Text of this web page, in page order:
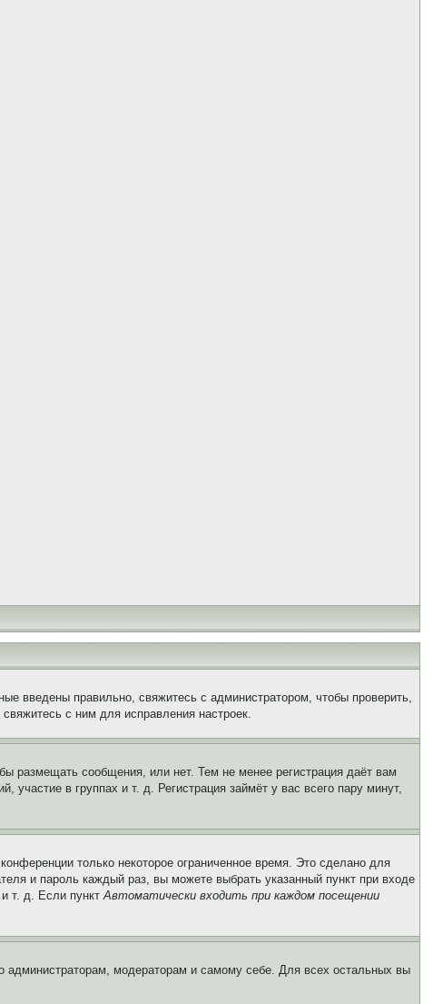
введены правильно, свяжитесь с администратором, чтобы проверить,
с ним для исправления настроек.
размещать сообщения, или нет. Тем не менее регистрация даёт вам
в группах и т. д. Регистрация займёт у вас всего пару минут,
только некоторое ограниченное время. Это сделано для
и пароль каждый раз, вы можете выбрать указанный пункт при входе
и т. д. Если пунктАвтоматически входить при каждом посещении
администраторам, модераторам и самому себе. Для всех остальных вы